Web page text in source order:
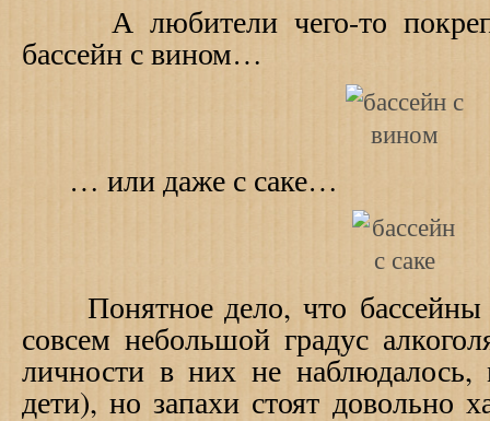
А любители чего-то
бассейн с вином…
… или даже с саке…
Понятное дело, что бассейны
совсем небольшой градус
личности в них не
дети), но запахи стоят довольно